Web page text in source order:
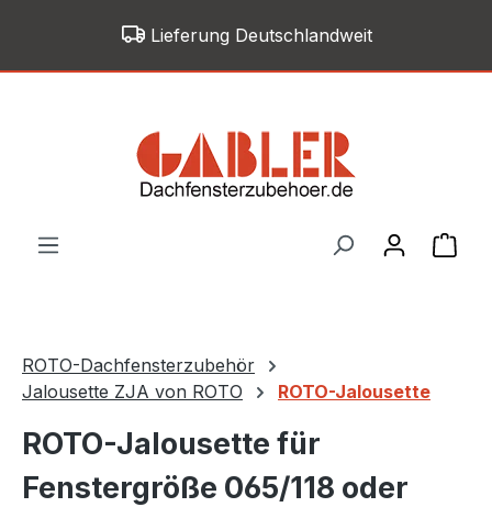
Zum Hauptinhalt springenLieferung Deutschlandweit
ROTO-Dachfensterzubehör
Jalousette ZJA von ROTO
ROTO-Jalousette
ROTO-Jalousette für
Fenstergröße 065/118 oder